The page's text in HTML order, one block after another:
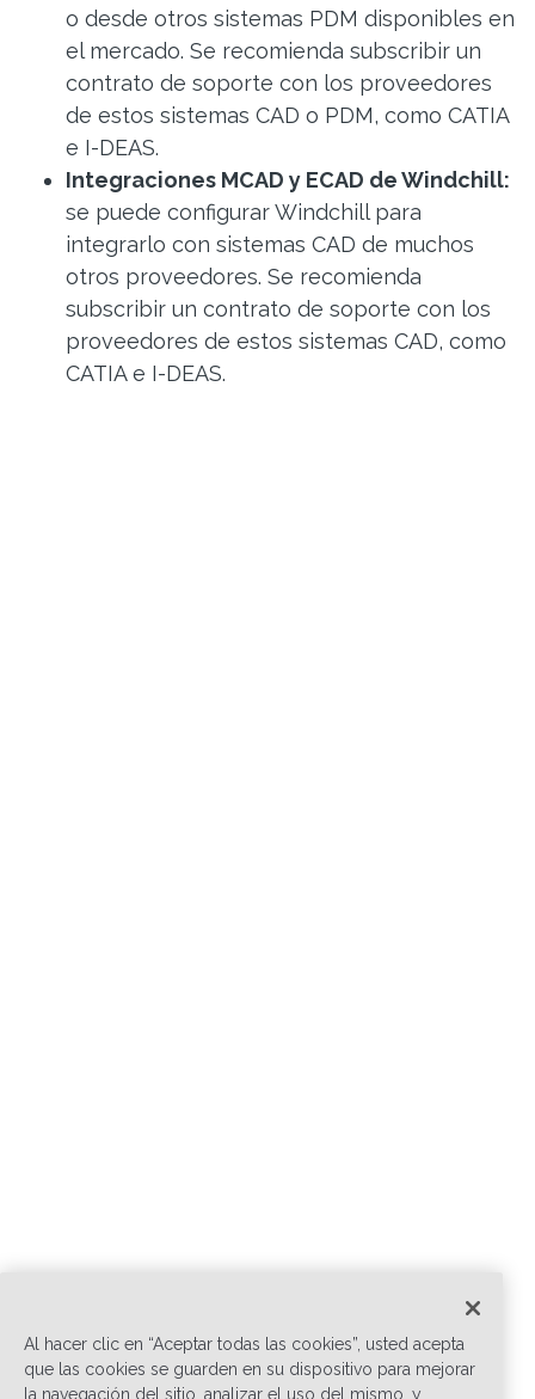
o desde otros sistemas PDM disponibles en
el mercado. Se recomienda subscribir un
contrato de soporte con los proveedores
de estos sistemas CAD o PDM, como CATIA
e I-DEAS.
Integraciones MCAD y ECAD de Windchill:
se puede configurar Windchill para
integrarlo con sistemas CAD de muchos
otros proveedores. Se recomienda
subscribir un contrato de soporte con los
proveedores de estos sistemas CAD, como
CATIA e I-DEAS.
Al hacer clic en “Aceptar todas las cookies”, usted acepta
que las cookies se guarden en su dispositivo para mejorar
la navegación del sitio, analizar el uso del mismo, y